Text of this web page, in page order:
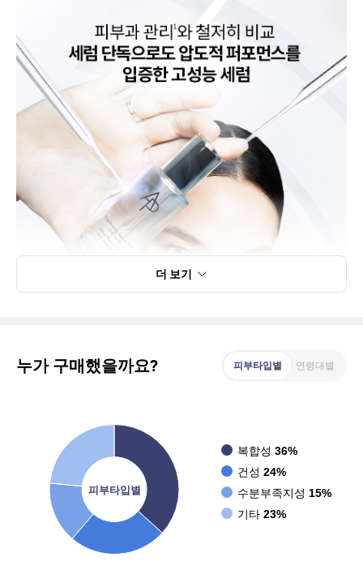
더 보기
누가 구매했을까요? 피부타입별 연령대별
피부타입별
복합성 36%
건성 24%
수분부족지성 15%
기타 23%